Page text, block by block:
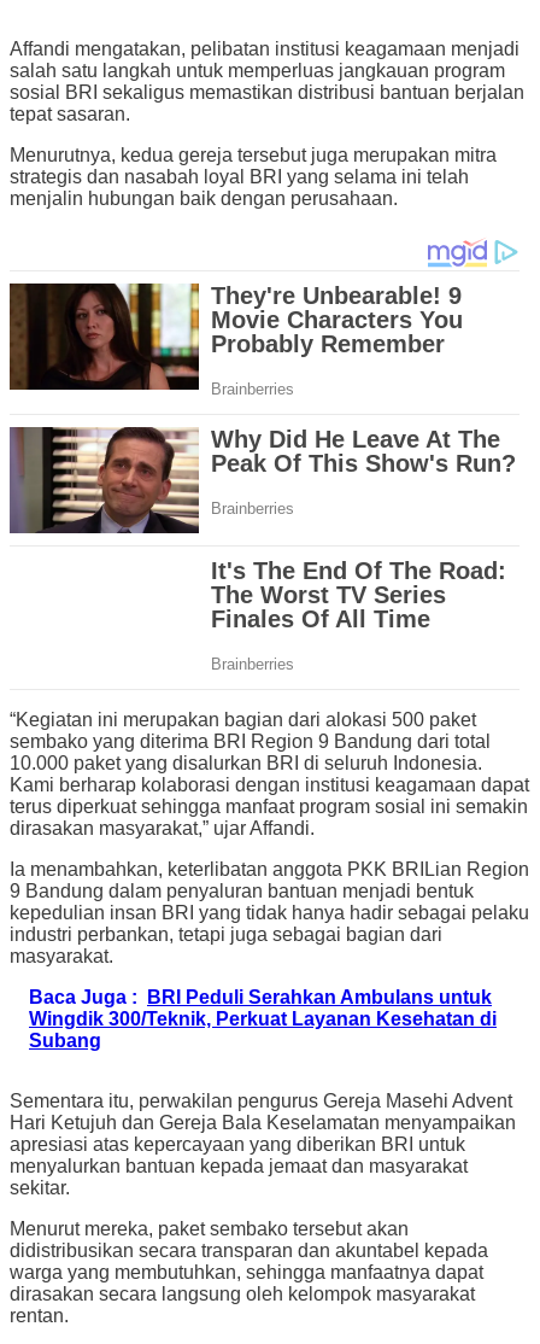
Affandi mengatakan, pelibatan institusi keagamaan menjadi
salah satu langkah untuk memperluas jangkauan program
sosial BRI sekaligus memastikan distribusi bantuan berjalan
tepat sasaran.
Menurutnya, kedua gereja tersebut juga merupakan mitra
strategis dan nasabah loyal BRI yang selama ini telah
menjalin hubungan baik dengan perusahaan.
“Kegiatan ini merupakan bagian dari alokasi 500 paket
sembako yang diterima BRI Region 9 Bandung dari total
10.000 paket yang disalurkan BRI di seluruh Indonesia.
Kami berharap kolaborasi dengan institusi keagamaan dapat
terus diperkuat sehingga manfaat program sosial ini semakin
dirasakan masyarakat,” ujar Affandi.
Ia menambahkan, keterlibatan anggota PKK BRILian Region
9 Bandung dalam penyaluran bantuan menjadi bentuk
kepedulian insan BRI yang tidak hanya hadir sebagai pelaku
industri perbankan, tetapi juga sebagai bagian dari
masyarakat.
Baca Juga :
BRI Peduli Serahkan Ambulans untuk
Wingdik 300/Teknik, Perkuat Layanan Kesehatan di
Subang
Sementara itu, perwakilan pengurus Gereja Masehi Advent
Hari Ketujuh dan Gereja Bala Keselamatan menyampaikan
apresiasi atas kepercayaan yang diberikan BRI untuk
menyalurkan bantuan kepada jemaat dan masyarakat
sekitar.
Menurut mereka, paket sembako tersebut akan
didistribusikan secara transparan dan akuntabel kepada
warga yang membutuhkan, sehingga manfaatnya dapat
dirasakan secara langsung oleh kelompok masyarakat
rentan.